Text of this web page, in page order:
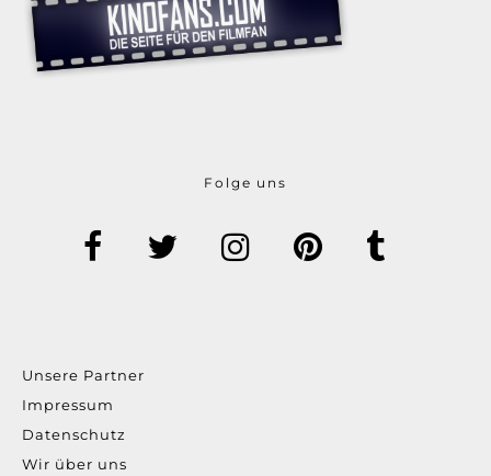
Folge uns
Unsere Partner
Impressum
Datenschutz
Wir über uns